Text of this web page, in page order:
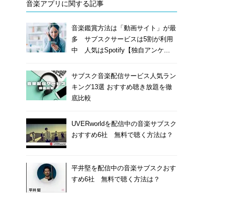
音楽アプリに関する記事
音楽鑑賞方法は「動画サイト」が最
多 サブスクサービスは5割が利用
中 人気はSpotify【独自アンケ...
サブスク音楽配信サービス人気ラン
キング13選 おすすめ聴き放題を徹
底比較
UVERworldを配信中の音楽サブスク
おすすめ6社 無料で聴く方法は？
平井堅を配信中の音楽サブスクおす
すめ6社 無料で聴く方法は？